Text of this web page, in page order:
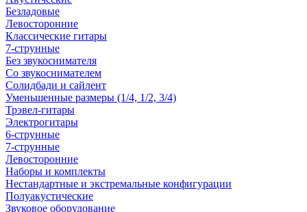
Безладовые
Левосторонние
Классические гитары
7-струнные
Без звукоснимателя
Со звукоснимателем
Солидбади и сайлент
Уменьшенные размеры (1/4, 1/2, 3/4)
Трэвел-гитары
Электрогитары
6-струнные
7-струнные
Левосторонние
Наборы и комплекты
Нестандартные и экстремальные конфигурации
Полуакустические
Звуковое оборудование